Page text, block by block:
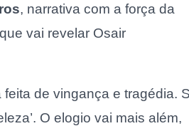
, narrativa com a força da
vai revelar Osair
de vingança e tragédia.
O elogio vai mais além,